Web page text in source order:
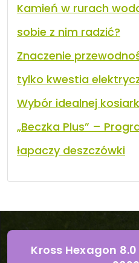
Kamień w rurach
sobie z nim radzić?
Znaczenie
tylko kwestia
Wybór idealnej
„Beczka Plus” –
łapaczy deszczówki
Kross Hexagon